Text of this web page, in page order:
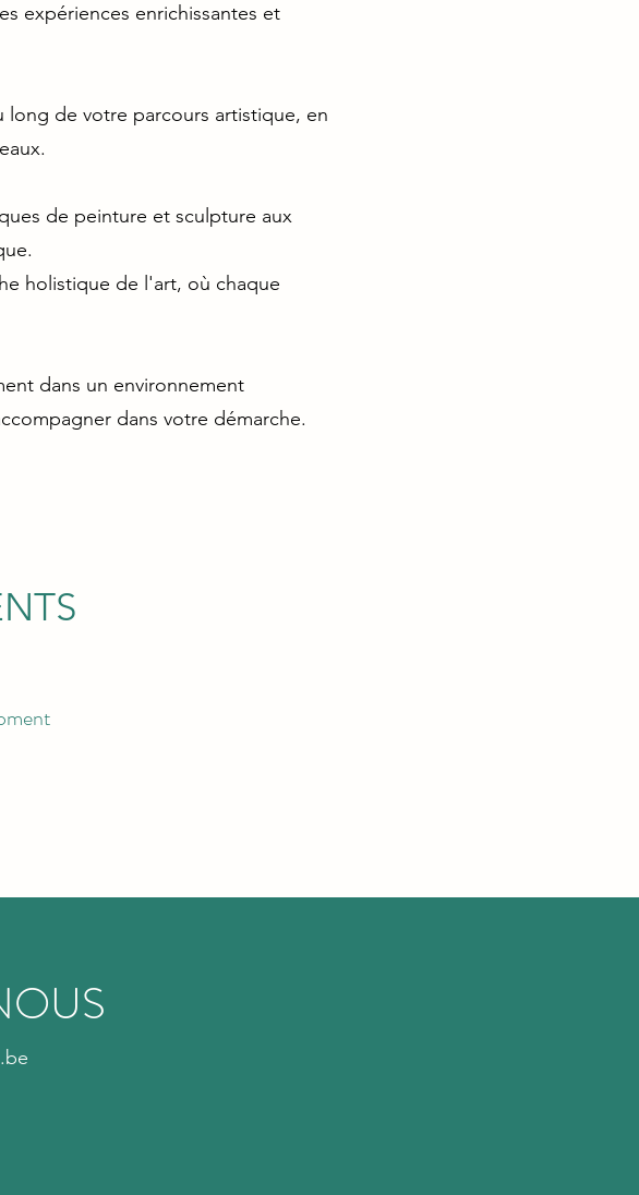
expériences enrichissantes et
de votre parcours artistique, en
de peinture et sculpture aux
holistique de l'art, où chaque
dans un environnement
dans votre démarche.